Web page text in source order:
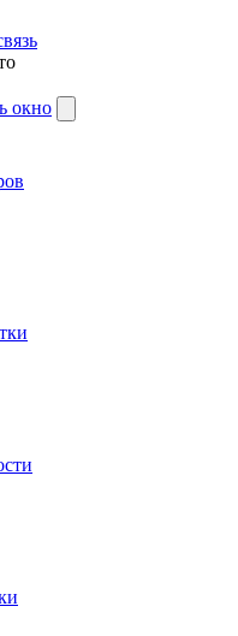
окно